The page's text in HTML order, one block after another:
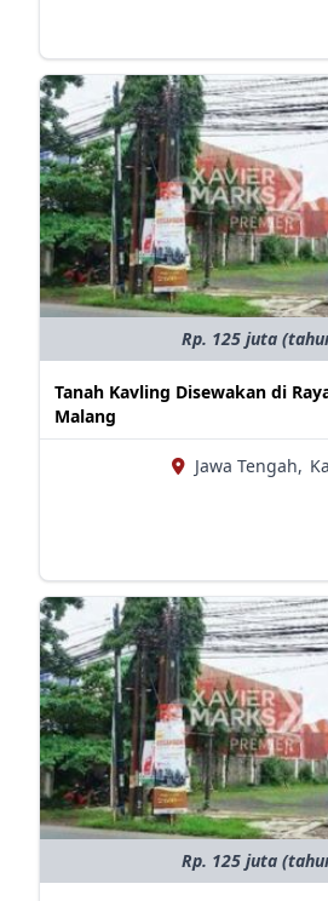
Rp. 125 juta
Tanah Kavling Disewakan di
Malang
Jawa Tengah,
Rp. 125 juta